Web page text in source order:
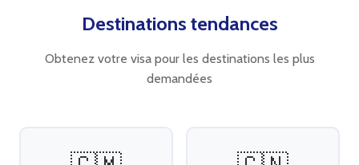
Destinations tendances
Obtenez votre visa pour les destinations les plus
demandées